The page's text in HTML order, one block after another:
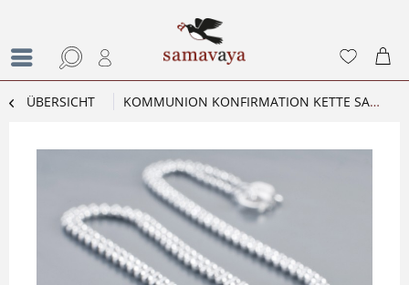
ÜBERSICHT KOMMUNION KONFIRMATION KETTE SAY GRACE NAMENSKETTE